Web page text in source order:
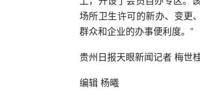
场所卫生许可的新办、变更
群众和企业的办事便利度。”
贵州日报天眼新闻记者 梅世
编辑 杨曦